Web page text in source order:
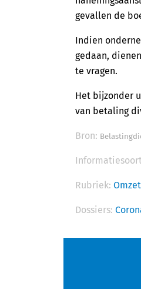
gevallen de
Indien
gedaan,
te vragen.
Het bijzonder
van betaling
Bron:
Rubriek:
Dossiers: